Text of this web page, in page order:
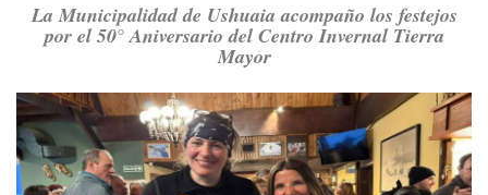
La Municipalidad de Ushuaia acompaño los festejos
por el 50° Aniversario del Centro Invernal Tierra
Mayor